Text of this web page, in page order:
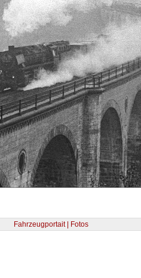
Fahrzeugportait | Fotos